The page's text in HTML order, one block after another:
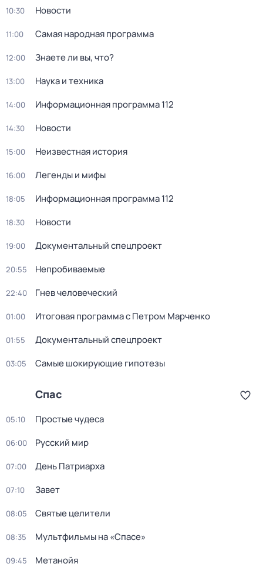
10:30 Новости
11:00 Самая народная программа
12:00 Знаете ли вы, что?
13:00 Наука и техника
14:00 Информационная программа 112
14:30 Новости
15:00 Неизвестная история
16:00 Легенды и мифы
18:05 Информационная программа 112
18:30 Новости
19:00 Документальный спецпроект
20:55 Непробиваемые
22:40 Гнев человеческий
01:00 Итоговая программа с Петром Марченко
01:55 Документальный спецпроект
03:05 Самые шoкиpующие гипотезы
Спас
05:10 Простые чудеса
06:00 Русский мир
07:00 День Патриарха
07:10 Завет
08:05 Святые целители
08:35 Мультфильмы на «Спасе»
09:45 Метанойя